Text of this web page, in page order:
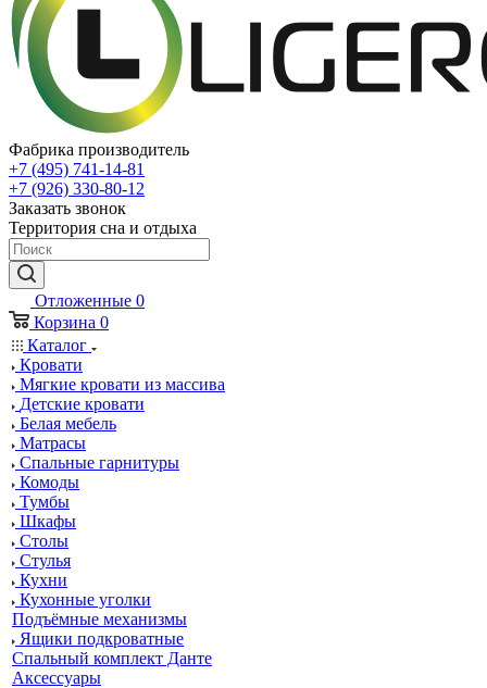
Фабрика производитель
+7 (495) 741-14-81
+7 (926) 330-80-12
Заказать звонок
Территория сна и отдыха
Отложенные 0
Корзина 0
Каталог
Кровати
Мягкие кровати из массива
Детские кровати
Белая мебель
Матрасы
Спальные гарнитуры
Комоды
Тумбы
Шкафы
Столы
Стулья
Кухни
Кухонные уголки
Подъёмные механизмы
Ящики подкроватные
Спальный комплект Данте
Аксессуары